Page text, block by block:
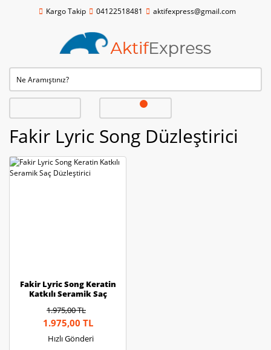
Kargo Takip 04122518481 aktifexpress@gmail.com
Fakir Lyric Song Düzleştirici
Fakir Lyric Song Keratin
Katkılı Seramik Saç
1.975,00 TL
1.975,00 TL
Hızlı Gönderi